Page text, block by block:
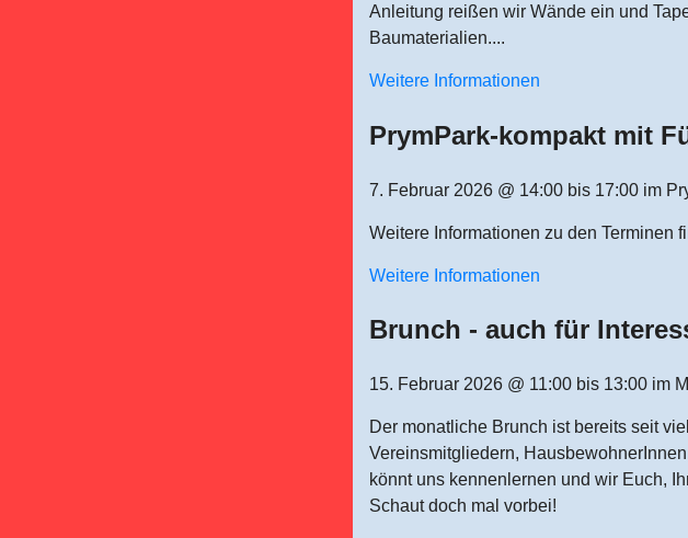
Anleitung reißen wir Wände ein und
Baumaterialien....
Weitere Informationen
PrymPark-kompakt mit
7. Februar 2026 @ 14:00 bis 17:00 im
Weitere Informationen zu den Terminen
Weitere Informationen
Brunch - auch für
15. Februar 2026 @ 11:00 bis 13:00 im
Der monatliche Brunch ist bereits seit
Vereinsmitgliedern,
könnt uns kennenlernen und wir Euch,
Schaut doch mal vorbei!